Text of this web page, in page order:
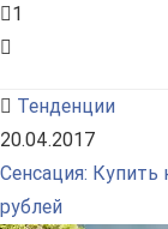
1
Тенденции
20.04.2017
Сенсация:
рублей